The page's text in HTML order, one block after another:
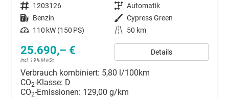
Fahrzeugnummer 1203126 Getriebe Automatik
Kraftstoff Benzin Außenfarbe Cypress Green
Leistung 110 kW (150 PS) Kilometerstand 50 km
25.690,– €
incl. 19% MwSt.
Details
Verbrauch kombiniert: 5,80 l/100km
CO2-Klasse: D
CO2-Emissionen: 129,00 g/km